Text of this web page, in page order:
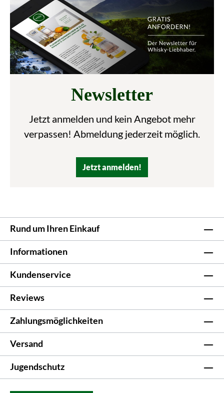
Newsletter
Jetzt anmelden und kein Angebot mehr
verpassen! Abmeldung jederzeit möglich.
Jetzt anmelden!
Rund um Ihren Einkauf
Informationen
Kundenservice
Reviews
Zahlungsmöglichkeiten
Versand
Jugendschutz